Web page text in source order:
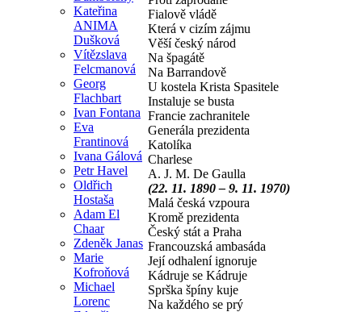
Kateřina
ANIMA
Dušková
Vítězslava
Felcmanová
Georg
Flachbart
Ivan Fontana
Eva
Frantinová
Ivana Gálová
Petr Havel
Oldřich
Hostaša
Adam El
Chaar
Zdeněk Janas
Marie
Kofroňová
Michael
Lorenc
Fialově vládě
Která v cizím zájmu
Věší český národ
Na špagátě
Na Barrandově
U kostela Krista Spasitele
Instaluje se busta
Francie zachranitele
Generála prezidenta
Katolíka
Charlese
A. J. M. De Gaulla
(22. 11. 1890 – 9. 11. 1970)
Malá česká vzpoura
Kromě prezidenta
Český stát a Praha
Francouzská ambasáda
Její odhalení ignoruje
Kádruje se Kádruje
Sprška špíny kuje
Na každého se prý